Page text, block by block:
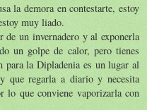
la demora en contestarte, estoy
muy liado.
un invernadero y al exponerla
un golpe de calor, pero tienes
para la Dipladenia es un lugar al
que regarla a diario y necesita
lo que conviene vaporizarla con